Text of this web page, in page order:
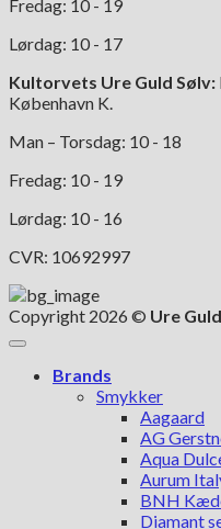
Fredag: 10 - 19
Lørdag: 10 - 17
Kultorvets Ure Guld Sølv:
København K.
Man – Torsdag: 10 - 18
Fredag: 10 - 19
Lørdag: 10 - 16
CVR: 10692997
Copyright 2026 © Ure
Brands
Smykker
Aagaard
AG
Aqua
Aurum
BNH
Diamant